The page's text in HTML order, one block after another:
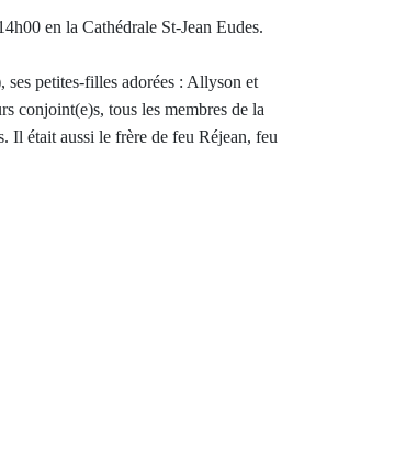
en la Cathédrale St-Jean Eudes.
petites-filles adorées : Allyson et
conjoint(e)s, tous les membres de la
Il était aussi le frère de feu Réjean, feu